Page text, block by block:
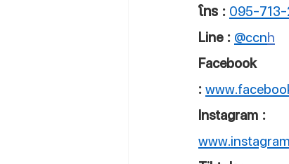
โทร : 095-
Line : @ccnh
Facebook
:
Instagram :